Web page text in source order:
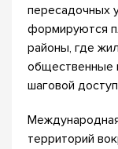
пересадочных
формируются
районы, где
общественные
шаговой
территорий